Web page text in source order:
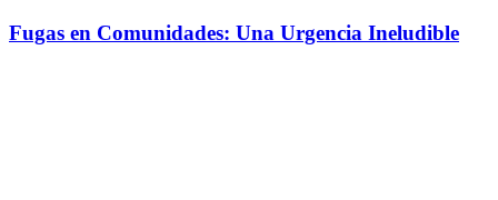
Fugas en Comunidades: Una Urgencia Ineludible